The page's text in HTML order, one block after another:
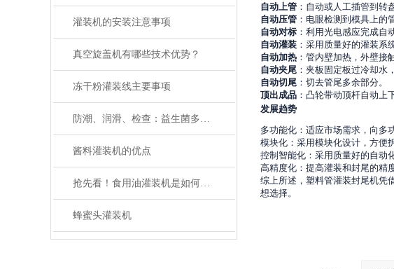
灌装机的安装注意事项
真空旋盖机有哪些技术优势？
冻干粉灌装线主要事项
防潮、润滑、检查：益生菌多列包装机维护三大关键词
酱料灌装机的优点
抢先看！食用油灌装机是如何维护保养的呢？
蜂蜜头灌装机
自动上管 ：自动或人工插管到转
自动压管 ：电眼检测到模具上的
自动对标 ：利用光电感应完成自
自动灌装 ：采用质量好的灌装系
自动加热 ：管内壁加热，外壁接
自动夹尾 ：夹板固定板过冷却水
自动切尾 ：切去管尾多余部分。
顶出成品 ：凸轮带动顶杆自动上
发展趋势
多功能化：适应市场需求，向多
模块化：采用模块化设计，方便
控制智能化：采用质量好的自动
高精度化：提高灌装和封尾的精
综上所述，塑料管灌装封尾机凭
想选择。